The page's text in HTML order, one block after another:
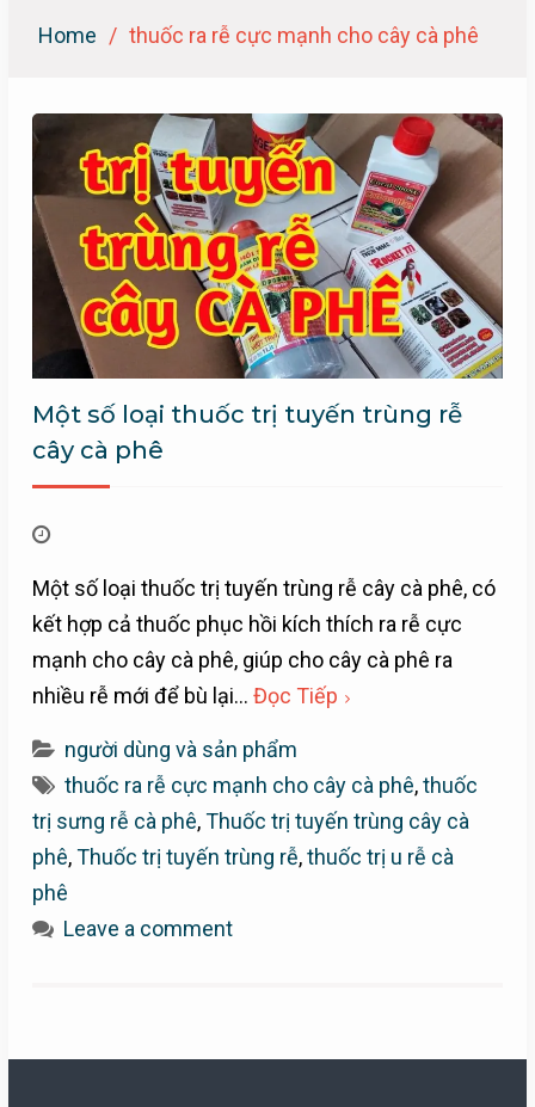
Home thuốc ra rễ cực mạnh cho cây cà phê
Một số loại thuốc trị tuyến trùng rễ
cây cà phê
Một số loại thuốc trị tuyến trùng rễ cây cà phê, có
kết hợp cả thuốc phục hồi kích thích ra rễ cực
mạnh cho cây cà phê, giúp cho cây cà phê ra
nhiều rễ mới để bù lại… Đọc Tiếp
người dùng và sản phẩm
thuốc ra rễ cực mạnh cho cây cà phê,thuốc
trị sưng rễ cà phê,Thuốc trị tuyến trùng cây cà
phê,Thuốc trị tuyến trùng rễ,thuốc trị u rễ cà
phê
Leave a comment